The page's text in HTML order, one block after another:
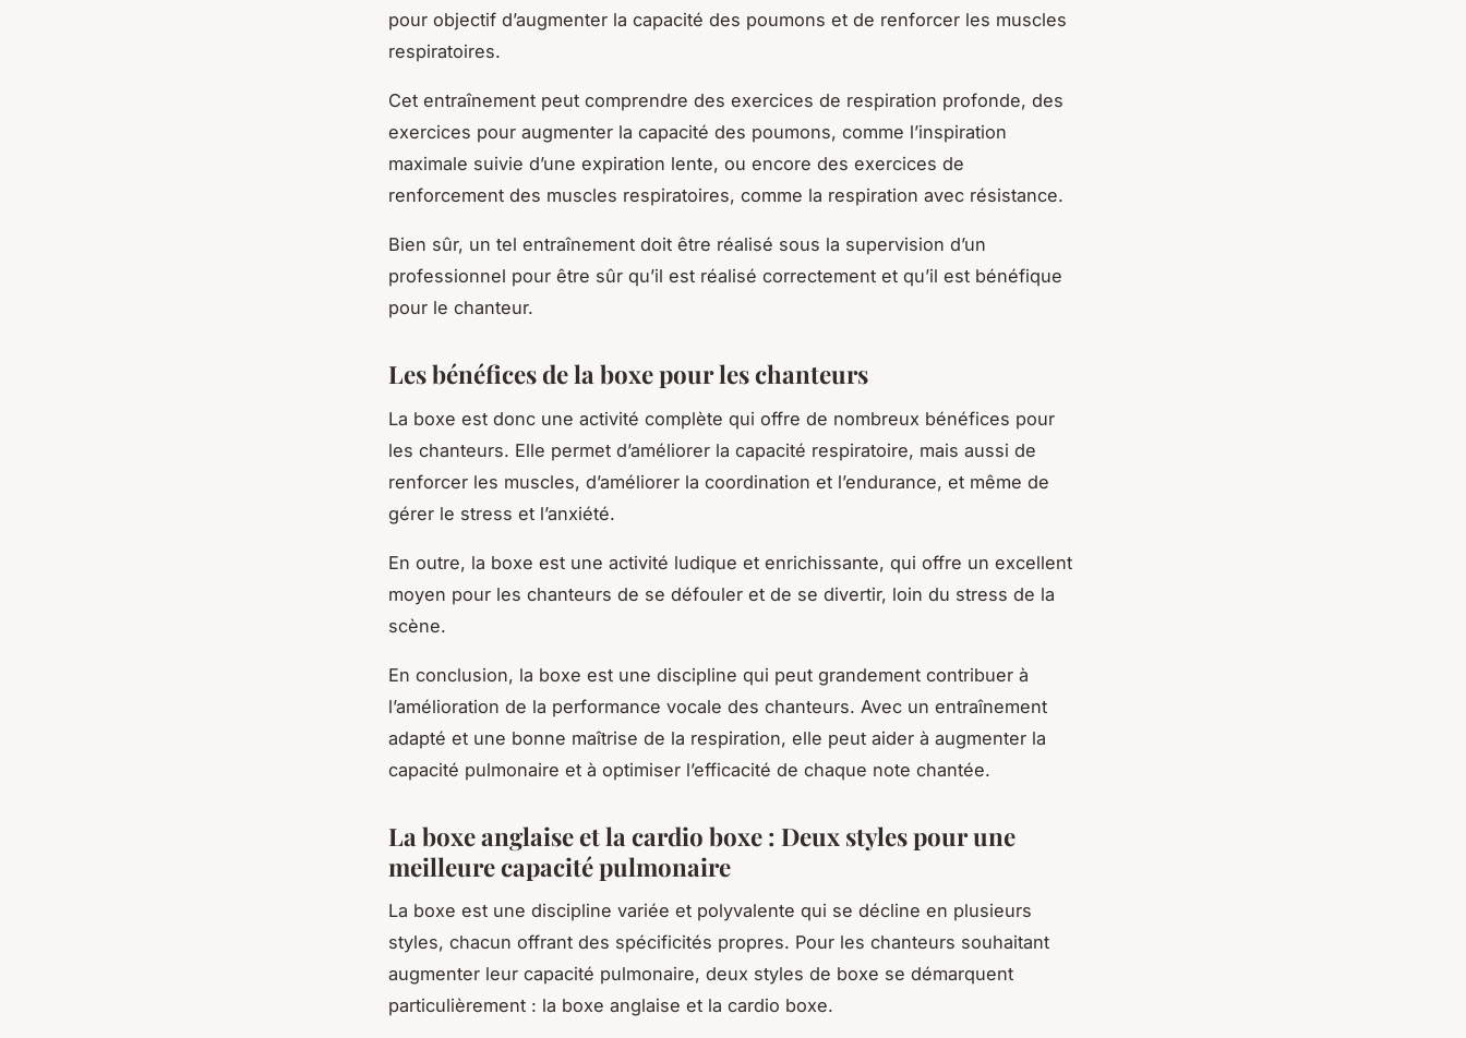
pour objectif d’augmenter la capacité des poumons et de renforcer les muscles
respiratoires.
Cet entraînement peut comprendre des exercices de respiration profonde, des
exercices pour augmenter la capacité des poumons, comme l’inspiration
maximale suivie d’une expiration lente, ou encore des exercices de
renforcement des muscles respiratoires, comme la respiration avec résistance.
Bien sûr, un tel entraînement doit être réalisé sous la supervision d’un
professionnel pour être sûr qu’il est réalisé correctement et qu’il est bénéfique
pour le chanteur.
Les bénéfices de la boxe pour les chanteurs
La boxe est donc une activité complète qui offre de nombreux bénéfices pour
les chanteurs. Elle permet d’améliorer la capacité respiratoire, mais aussi de
renforcer les muscles, d’améliorer la coordination et l’endurance, et même de
gérer le stress et l’anxiété.
En outre, la boxe est une activité ludique et enrichissante, qui offre un excellent
moyen pour les chanteurs de se défouler et de se divertir, loin du stress de la
scène.
En conclusion, la boxe est une discipline qui peut grandement contribuer à
l’amélioration de la performance vocale des chanteurs. Avec un entraînement
adapté et une bonne maîtrise de la respiration, elle peut aider à augmenter la
capacité pulmonaire et à optimiser l’efficacité de chaque note chantée.
La boxe anglaise et la cardio boxe : Deux styles pour une
meilleure capacité pulmonaire
La boxe est une discipline variée et polyvalente qui se décline en plusieurs
styles, chacun offrant des spécificités propres. Pour les chanteurs souhaitant
augmenter leur capacité pulmonaire, deux styles de boxe se démarquent
particulièrement : la boxe anglaise et la cardio boxe.